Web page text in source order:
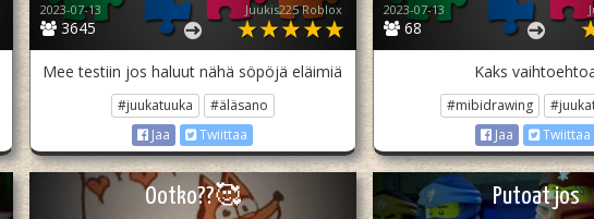
3645
2023-07-13 Juukis225 Roblox
Mee testiin jos haluut nähä söpöjä eläimiä
#juukatuuka
#äläsano
Jaa
Twiittaa
68
2023-07-13
Kaks
#mibidrawing
Jaa
Twiittaa
Ootko??🥰 Putoat jos